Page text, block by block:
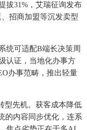
拔31%，艾瑞征询发布
招商加盟等沉发卖型
可适配B端长决策周
认证，当地化办事方
办事范畴，推出轻量
先机。获客成本降低
的内容同步优化，连系